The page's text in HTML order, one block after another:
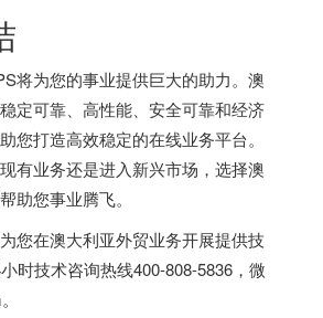
将为您的事业提供巨大的助力。澳
定可靠、高性能、安全可靠和经济
您打造高效稳定的在线业务平台。
有业务还是进入新兴市场，选择澳
助您事业腾飞。
为您在澳大利亚外贸业务开展提供技
时技术咨询热线400-808-5836，微